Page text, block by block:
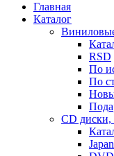
Главная
Каталог
RSD
По
По
CD диски,